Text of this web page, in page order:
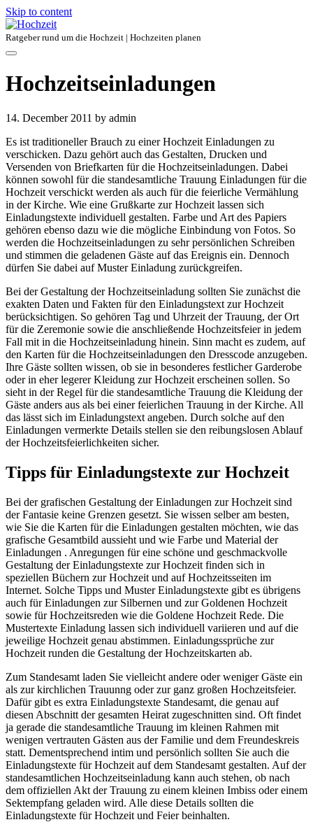
Skip to content
Ratgeber rund um die Hochzeit | Hochzeiten planen
Hochzeitseinladungen
14. December 2011 by admin
Es ist traditioneller Brauch zu einer Hochzeit Einladungen zu
verschicken. Dazu gehört auch das Gestalten, Drucken und
Versenden von Briefkarten für die Hochzeitseinladungen. Dabei
können sowohl für die standesamtliche Trauung Einladungen für die
Hochzeit verschickt werden als auch für die feierliche Vermählung
in der Kirche. Wie eine Grußkarte zur Hochzeit lassen sich
Einladungstexte individuell gestalten. Farbe und Art des Papiers
gehören ebenso dazu wie die mögliche Einbindung von Fotos. So
werden die Hochzeitseinladungen zu sehr persönlichen Schreiben
und stimmen die geladenen Gäste auf das Ereignis ein. Dennoch
dürfen Sie dabei auf Muster Einladung zurückgreifen.
Bei der Gestaltung der Hochzeitseinladung sollten Sie zunächst die
exakten Daten und Fakten für den Einladungstext zur Hochzeit
berücksichtigen. So gehören Tag und Uhrzeit der Trauung, der Ort
für die Zeremonie sowie die anschließende Hochzeitsfeier in jedem
Fall mit in die Hochzeitseinladung hinein. Sinn macht es zudem, auf
den Karten für die Hochzeitseinladungen den Dresscode anzugeben.
Ihre Gäste sollten wissen, ob sie in besonderes festlicher Garderobe
oder in eher legerer Kleidung zur Hochzeit erscheinen sollen. So
sieht in der Regel für die standesamtliche Trauung die Kleidung der
Gäste anders aus als bei einer feierlichen Trauung in der Kirche. All
das lässt sich im Einladungstext angeben. Durch solche auf den
Einladungen vermerkte Details stellen sie den reibungslosen Ablauf
der Hochzeitsfeierlichkeiten sicher.
Tipps für Einladungstexte zur Hochzeit
Bei der grafischen Gestaltung der Einladungen zur Hochzeit sind
der Fantasie keine Grenzen gesetzt. Sie wissen selber am besten,
wie Sie die Karten für die Einladungen gestalten möchten, wie das
grafische Gesamtbild aussieht und wie Farbe und Material der
Einladungen . Anregungen für eine schöne und geschmackvolle
Gestaltung der Einladungstexte zur Hochzeit finden sich in
speziellen Büchern zur Hochzeit und auf Hochzeitsseiten im
Internet. Solche Tipps und Muster Einladungstexte gibt es übrigens
auch für Einladungen zur Silbernen und zur Goldenen Hochzeit
sowie für Hochzeitsreden wie die Goldene Hochzeit Rede. Die
Mustertexte Einladung lassen sich individuell variieren und auf die
jeweilige Hochzeit genau abstimmen. Einladungssprüche zur
Hochzeit runden die Gestaltung der Hochzeitskarten ab.
Zum Standesamt laden Sie vielleicht andere oder weniger Gäste ein
als zur kirchlichen Trauunng oder zur ganz großen Hochzeitsfeier.
Dafür gibt es extra Einladungstexte Standesamt, die genau auf
diesen Abschnitt der gesamten Heirat zugeschnitten sind. Oft findet
ja gerade die standesamtliche Trauung im kleinen Rahmen mit
wenigen vertrauten Gästen aus der Familie und dem Freundeskreis
statt. Dementsprechend intim und persönlich sollten Sie auch die
Einladungstexte für Hochzeit auf dem Standesamt gestalten. Auf der
standesamtlichen Hochzeitseinladung kann auch stehen, ob nach
dem offiziellen Akt der Trauung zu einem kleinen Imbiss oder einem
Sektempfang geladen wird. Alle diese Details sollten die
Einladungstexte für Hochzeit und Feier beinhalten.